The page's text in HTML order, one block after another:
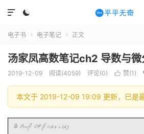


电子书  电子笔记  正文
汤家凤高数笔记ch2 导数与微
2019-12-09 阅读(4059) 评论(0)  赞(1 )
本文于 2019-12-09 19:09 更新，已是最